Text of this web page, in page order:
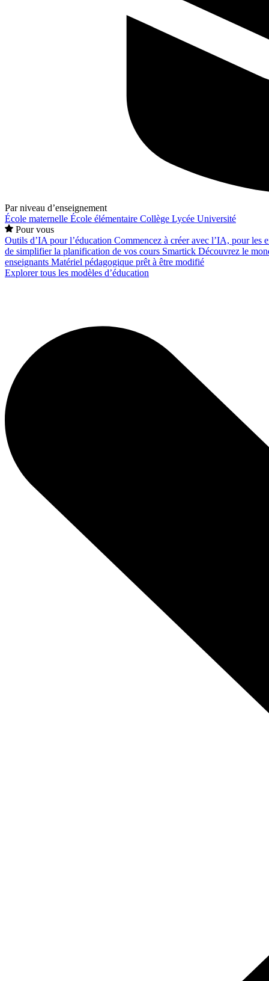
Par niveau d’enseignement
École maternelle École élémentaire Collège Lycée Université
Pour vous
Outils d’IA pour l’éducation Commencez à créer avec l’IA, pour les
de simplifier la planification de vos cours Smartick Découvrez le
enseignants Matériel pédagogique prêt à être modifié
Explorer tous les modèles d’éducation